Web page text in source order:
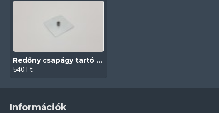
Redőny csapágy tartó (40 mm-es tengelyhez)
540 Ft
Információk